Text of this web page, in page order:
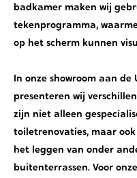
badkamer maken wij
tekenprogramma,
op het scherm kunnen
In onze showroom aan de
presenteren wij
zijn niet alleen
toiletrenovaties, maar
het leggen van onder
buitenterrassen. Voor